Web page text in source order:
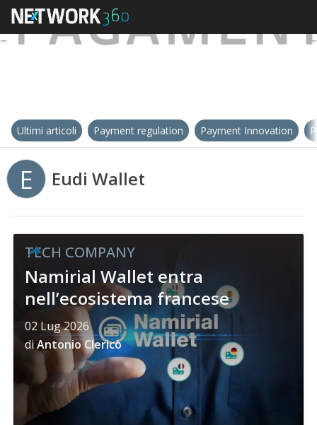
Ultimi articoli Payment regulation Payment Innovation
E Eudi Wallet
TECH COMPANY
Namirial Wallet entra
nell’ecosistema francese
02 Lug 2026
diAntonio Clericò